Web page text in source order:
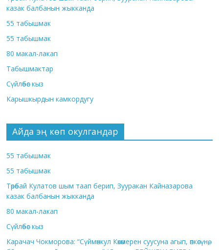
казак балбанын жыкканда
55 табышмак
55 табышмак
80 макал-лакап
Табышмактар
Сүйлөбөс кыз
Карышкырдын камкордугу
Айда эң көп окулгандар
55 табышмак
55 табышмак
Төрөбай Кулатов шым таап берип, Зууракан Кайназарова
казак балбанын жыкканда
80 макал-лакап
Сүйлөбөс кыз
Карачач Чокморова: “Сүймөнкул Көкөмерен суусуна агып, өпкөсүнө,